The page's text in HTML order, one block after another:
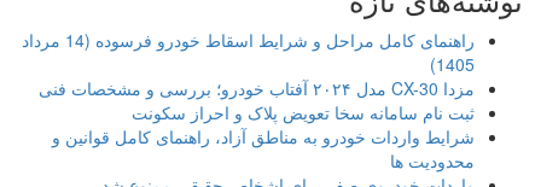
راهنمای کامل مراحل و شرایط اسقاط خودرو فرسوده (14 مرداد
1405)
مزدا CX-30 مدل ۲۰۲۴ آفتاب خودرو؛ بررسی و مشخصات فنی
ثبت نام سامانه سخا تعویض پلاک و احراز سکونت
شرایط واردات خودرو به مناطق آزاد، راهنمای کامل قوانین و
محدودیت ها